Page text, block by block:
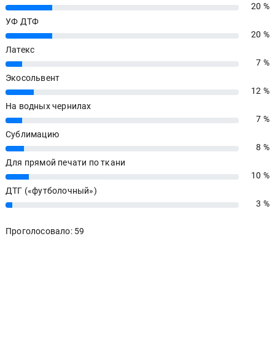
20%
20 %
УФ ДТФ
20%
20 %
Латекс
7%
7 %
Экосольвент
12%
12 %
На водных чернилах
7%
7 %
Сублимацию
8%
8 %
Для прямой печати по ткани
10%
10 %
ДТГ («футболочный»)
3% 3 %
Проголосовало: 59